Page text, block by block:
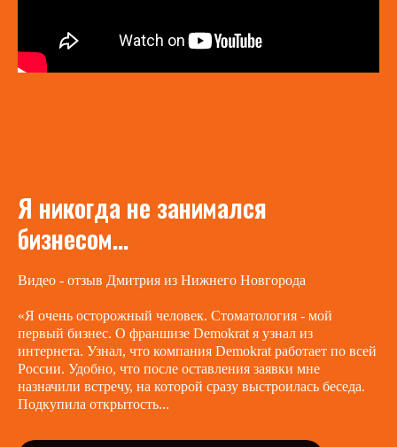
Я никогда не занимался
бизнесом...
Видео - отзыв Дмитрия из Нижнего Новгорода
«Я очень осторожный человек. Стоматология - мой
первый бизнес. О франшизе Demokrat я узнал из
интернета. Узнал, что компания Demokrat работает по всей
России. Удобно, что после оставления заявки мне
назначили встречу, на которой сразу выстроилась беседа.
Подкупила открытость...